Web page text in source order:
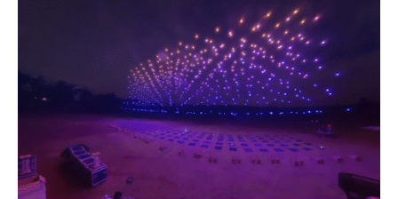
drones
en
Eventos
y
Espectáculos